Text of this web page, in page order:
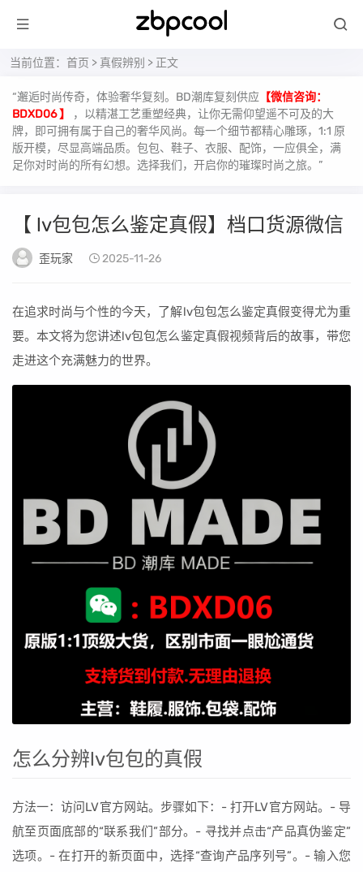
当前位置： 首页 > 真假辨别 > 正文
“邂逅时尚传奇，体验奢华复刻。BD潮库复刻供应 【微信咨询：
BDXD06 】
，以精湛工艺重塑经典，让你无需仰望遥不可及的大
牌，即可拥有属于自己的奢华风尚。每一个细节都精心雕琢，1:1 原
版开模，尽显高端品质。包包、鞋子、衣服、配饰，一应俱全，满
足你对时尚的所有幻想。选择我们，开启你的璀璨时尚之旅。”
【 lv包包怎么鉴定真假】档口货源微信
歪玩家 2025-11-26
在追求时尚与个性的今天，了解lv包包怎么鉴定真假变得尤为重
要。本文将为您讲述lv包包怎么鉴定真假视频背后的故事，带您
走进这个充满魅力的世界。
怎么分辨lv包包的真假
方法一：访问LV官方网站。步骤如下：- 打开LV官方网站。- 导
航至页面底部的“联系我们”部分。- 寻找并点击“产品真伪鉴定”
选项。- 在打开的新页面中，选择“查询产品序列号”。- 输入您